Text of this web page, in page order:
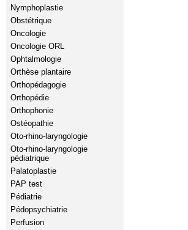
Nymphoplastie
Obstétrique
Oncologie
Oncologie ORL
Ophtalmologie
Orthèse plantaire
Orthopédagogie
Orthopédie
Orthophonie
Ostéopathie
Oto-rhino-laryngologie
Oto-rhino-laryngologie
pédiatrique
Palatoplastie
PAP test
Pédiatrie
Pédopsychiatrie
Perfusion